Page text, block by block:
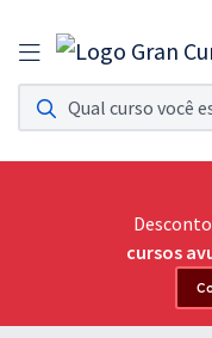
Assinatura Ilimitada
Acesso a todos os cursos.
Assinatura OAB Até
Acesso ilimitado a toda
Residências
Preparação completa e
cursos